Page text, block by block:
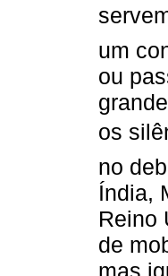
um
ou
os
no
Índia,
Reino
de